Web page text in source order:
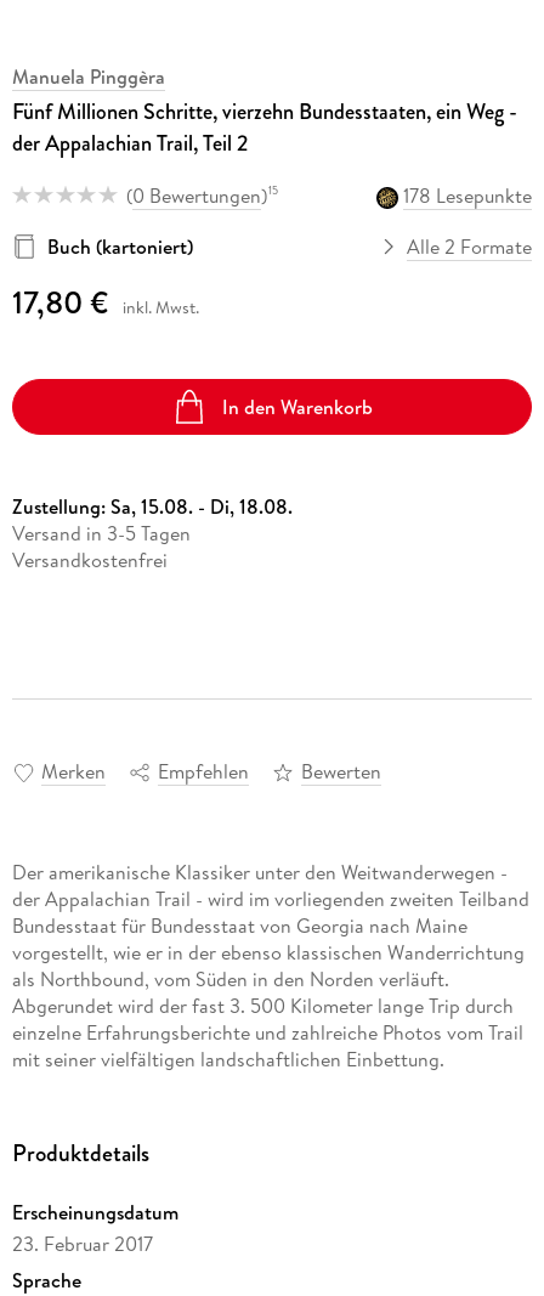
Manuela Pinggèra
Fünf Millionen Schritte, vierzehn Bundesstaaten, ein Weg -
der Appalachian Trail, Teil 2
(0 Bewertungen)15
178 Lesepunkte
Buch (kartoniert)
Alle 2 Formate
17,80 € inkl. Mwst.
In den Warenkorb
Zustellung:Sa, 15.08. - Di, 18.08.
Versand in 3-5 Tagen
Versandkostenfrei
Merken Empfehlen Bewerten
Der amerikanische Klassiker unter den Weitwanderwegen -
der Appalachian Trail - wird im vorliegenden zweiten Teilband
Bundesstaat für Bundesstaat von Georgia nach Maine
vorgestellt, wie er in der ebenso klassischen Wanderrichtung
als Northbound, vom Süden in den Norden verläuft.
Abgerundet wird der fast 3. 500 Kilometer lange Trip durch
einzelne Erfahrungsberichte und zahlreiche Photos vom Trail
mit seiner vielfältigen landschaftlichen Einbettung.
Produktdetails
Erscheinungsdatum
23. Februar 2017
Sprache